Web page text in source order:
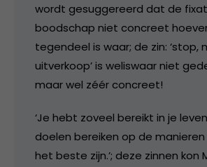
wordt gesuggereerd dat de
boodschap niet concreet
tegendeel is waar; de zin: ‘stop,
uitverkoop’ is weliswaar niet
maar wel zéér concreet!
‘Je hebt zoveel bereikt in je
doelen bereiken op de
het beste zijn.’; deze zinnen kon